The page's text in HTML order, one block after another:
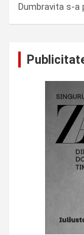
Dumbravita s-a